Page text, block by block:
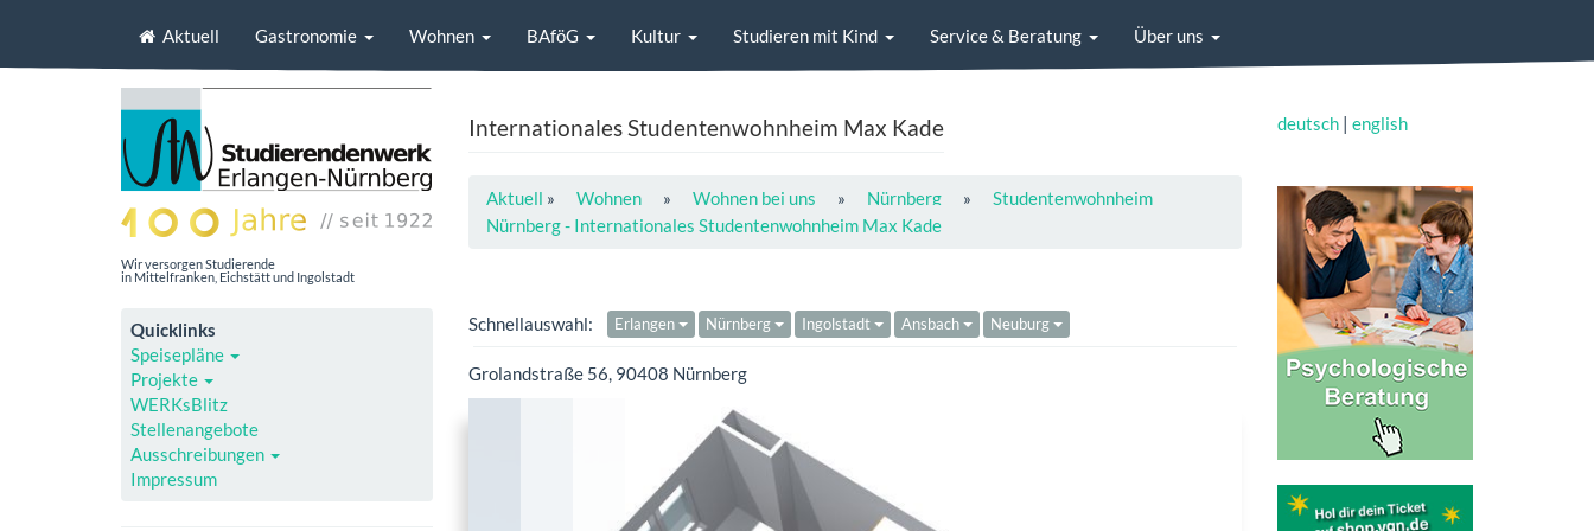
Aktuell Gastronomie Wohnen BAföG Kultur Studieren mit Kind Service & Beratung Über uns
Wir versorgen Studierende
in Mittelfranken, Eichstätt und Ingolstadt
Quicklinks
Speisepläne
Projekte
WERKsBlitz
Stellenangebote
Ausschreibungen
Impressum
Internationales Studentenwohnheim Max Kade
Aktuell » Wohnen » Wohnen bei uns » Nürnberg »
Studentenwohnheim
Nürnberg - Internationales Studentenwohnheim Max Kade
Schnellauswahl: Erlangen Nürnberg Ingolstadt Ansbach Neuburg
Grolandstraße 56, 90408 Nürnberg
deutsch | english